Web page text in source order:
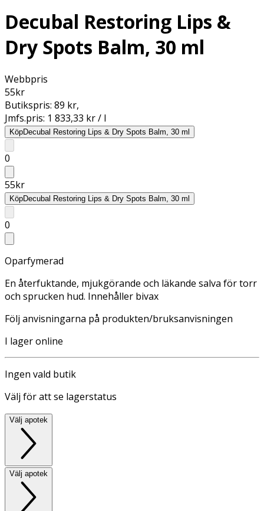
Decubal Restoring Lips &
Dry Spots Balm, 30 ml
Webbpris
55kr
Butikspris: 89 kr,
Jmfs.pris: 1 833,33 kr / l
KöpDecubal Restoring Lips & Dry Spots Balm, 30 ml
0
55kr
KöpDecubal Restoring Lips & Dry Spots Balm, 30 ml
0
Oparfymerad
En återfuktande, mjukgörande och läkande salva för torr
och sprucken hud. Innehåller bivax
Följ anvisningarna på produkten/bruksanvisningen
I lager online
Ingen vald butik
Välj för att se lagerstatus
Välj apotek
Välj apotek